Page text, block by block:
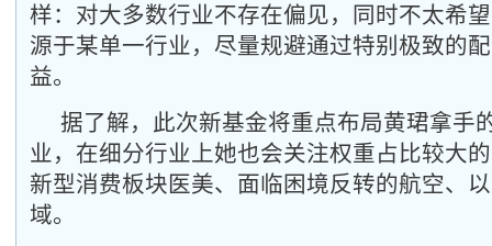
样：对大多数行业不存在偏见，同时不太希
源于某单一行业，尽量规避通过特别极致的
益。
据了解，此次新基金将重点布局黄珺拿手
业，在细分行业上她也会关注权重占比较大
新型消费板块医美、面临困境反转的航空、
域。